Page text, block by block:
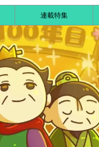
連載特集